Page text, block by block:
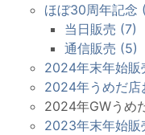
ほぼ30周年記念
当日販売 (7)
通信販売 (5)
2024年末年始販
2024年うめだ店
2024年GWうめ
2023年末年始販